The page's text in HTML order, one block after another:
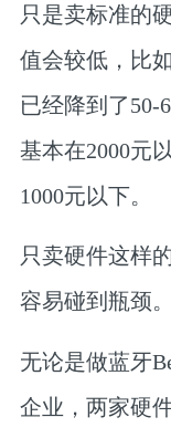
只是卖标准的
值会较低，比
已经降到了50-
基本在2000元
1000元以下。
只卖硬件这样
容易碰到瓶颈。
无论是做蓝牙
企业，两家硬